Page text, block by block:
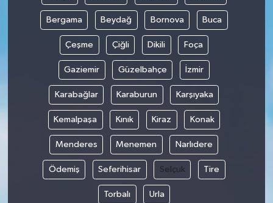
Bergama Beydağ Bornova Buca
Çeşme Çiğli Dikili Foça
Gaziemir Güzelbahçe İzmir
Karabağlar Karaburun Karşıyaka
Kemalpaşa Kınık Kiraz Konak
Menderes Menemen Narlıdere
Ödemiş Seferihisar Selçuk Tire
Torbalı Urla